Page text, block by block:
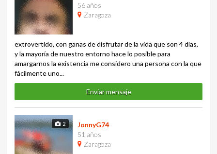
56 años
Zaragoza
extrovertido, con ganas de disfrutar de la vida que son 4 días,
y la mayoría de nuestro entorno hace lo posible para
amargarnos la existencia me considero una persona con la que
fácilmente uno...
Enviar mensaje
2
JonnyG74
51 años
Zaragoza